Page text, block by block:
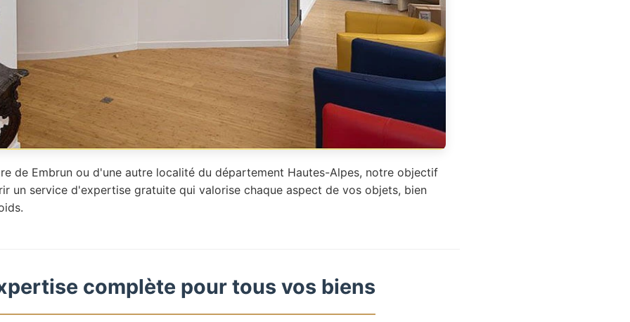
de Embrun ou d'une autre localité du département Hautes-Alpes, notre objectif
un service d'expertise gratuite qui valorise chaque aspect de vos objets, bien
complète pour tous vos biens